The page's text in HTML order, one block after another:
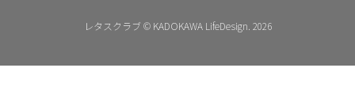
レタスクラブ © KADOKAWA LifeDesign. 2026